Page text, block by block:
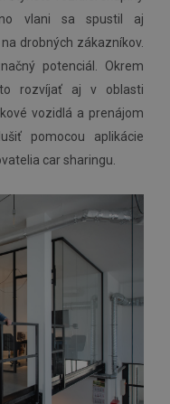
no vlani sa spustil aj
drobných zákazníkov.
potenciál. Okrem
rozvíjať aj v oblasti
vozidlá a prenájom
pomocou aplikácie
car sharingu.